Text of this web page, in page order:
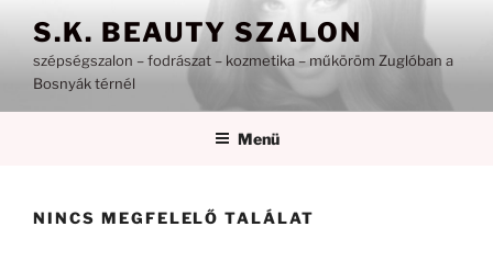
S.K. BEAUTY SZALON
szépségszalon – fodrászat – kozmetika – műköröm Zuglóban a
Bosnyák térnél
Menü
NINCS MEGFELELŐ TALÁLAT